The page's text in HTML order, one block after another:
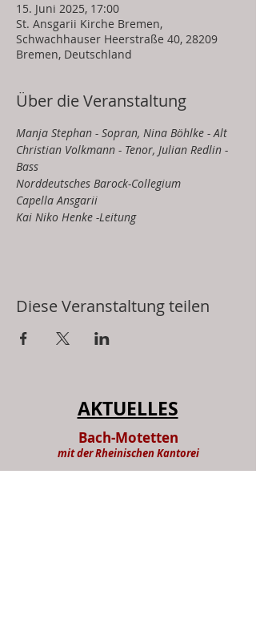
15. Juni 2025, 17:00
St. Ansgarii Kirche Bremen,
Schwachhauser Heerstraße 40, 28209
Bremen, Deutschland
Über die Veranstaltung
Manja Stephan - Sopran, Nina Böhlke - Alt
Christian Volkmann - Tenor, Julian Redlin -
Bass
Norddeutsches Barock-Collegium
Capella Ansgarii
Kai Niko Henke -Leitung
Diese Veranstaltung teilen
AKTUELLES
Bach-Motetten
mit der Rheinischen Kantorei